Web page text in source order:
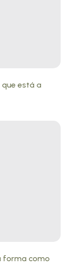
está a
forma como